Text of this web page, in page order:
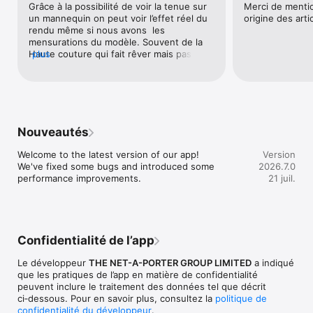
- Bottega Veneta
- Chloé
- Christian Louboutin
- Gucci
- Isabel Marant
- McQueen
- Saint Laurent
- The Row
- Toteme
- Valentino Garavani
- Zimmermann
Terms and conditions: https://www.net-a-
porter.com/content/help/terms-and-conditions/
Grâce à la possibilité de voir la tenue sur
un mannequin on peut voir l’effet réel du
rendu même si nous avons  les
mensurations du modèle. Souvent de la
Haute couture qui fait rêver mais pas
plus
Merci de
origine des
Nouveautés
Welcome to the latest version of our app!
We've fixed some bugs and introduced some
performance improvements.
Version
2026.7.0
21 juil.
Confidentialité de l’app
Le développeur THE NET-A-PORTER GROUP LIMITED a indiqué
que les pratiques de l’app en matière de confidentialité
peuvent inclure le traitement des données tel que décrit
ci‑dessous. Pour en savoir plus, consultez la politique de
confidentialité du développeur.